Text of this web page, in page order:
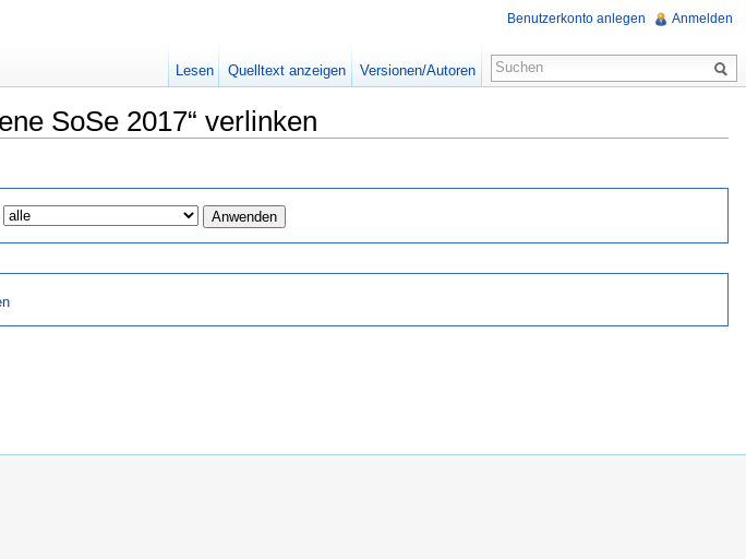
SoSe 2017“ verlinken
Benutzerkonto anlegen Anmelden
Lesen Quelltext anzeigen Versionen/Autoren